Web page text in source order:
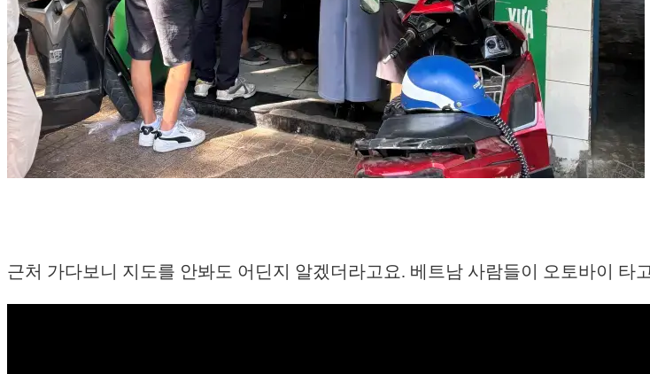
근처 가다보니 지도를 안봐도 어딘지 알겠더라고요. 베트남 사람들이 오토바이 타